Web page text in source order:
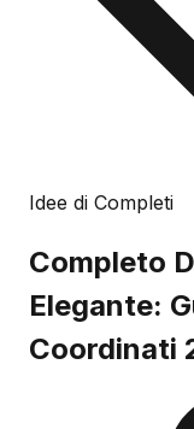
Idee di Completi
Completo
Elegante:
Coordinati